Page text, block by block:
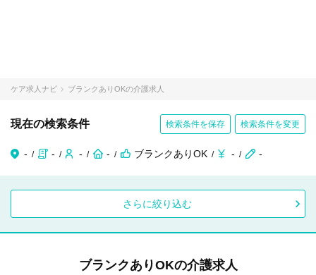
ケア求人ナビ ブランクありOKの介護求人
現在の検索条件 検索条件を保存 検索条件を変更
- - - - ブランクありOK - -
さらに絞り込む
ブランクありOKの介護求人